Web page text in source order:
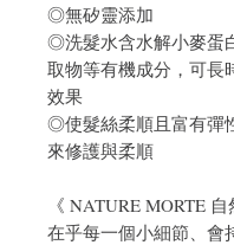
◎無矽靈添加
◎洗髮水含水解小麥蛋
取物等有機成分，可長
效果
◎使髮絲柔順且富有彈
來修護與柔順
《 NATURE MORTE
在乎每一個小細節、會